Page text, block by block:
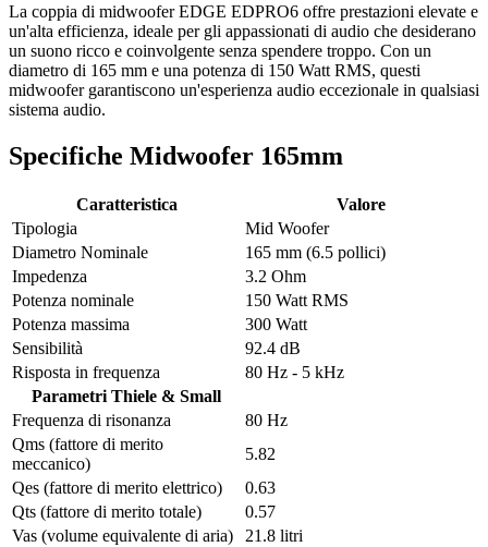
La coppia di midwoofer EDGE EDPRO6 offre prestazioni elevate e
un'alta efficienza, ideale per gli appassionati di audio che desiderano
un suono ricco e coinvolgente senza spendere troppo. Con un
diametro di 165 mm e una potenza di 150 Watt RMS, questi
midwoofer garantiscono un'esperienza audio eccezionale in qualsiasi
sistema audio.
Specifiche Midwoofer 165mm
Caratteristica
Valore
Tipologia
Mid Woofer
Diametro Nominale
165 mm (6.5 pollici)
Impedenza
3.2 Ohm
Potenza nominale
150 Watt RMS
Potenza massima
300 Watt
Sensibilità
92.4 dB
Risposta in frequenza
80 Hz - 5 kHz
Parametri Thiele & Small
Frequenza di risonanza
80 Hz
Qms (fattore di merito
meccanico)
5.82
Qes (fattore di merito elettrico)
0.63
Qts (fattore di merito totale)
0.57
Vas (volume equivalente di aria)
21.8 litri